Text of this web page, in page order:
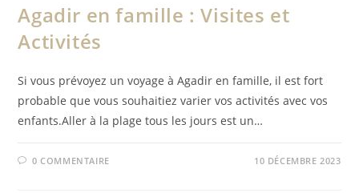
Agadir en famille : Visites et
Activités
Si vous prévoyez un voyage à Agadir en famille, il est fort
probable que vous souhaitiez varier vos activités avec vos
enfants.Aller à la plage tous les jours est un…
0 COMMENTAIRE 10 DÉCEMBRE 2023